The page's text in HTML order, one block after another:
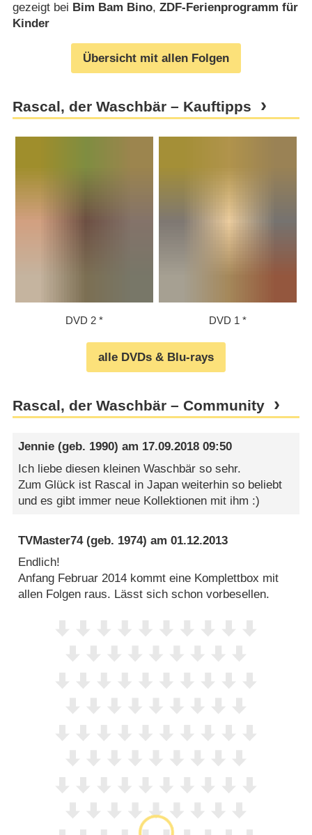
gezeigt bei Bim Bam Bino, ZDF-Ferienprogramm für
Kinder
Übersicht mit allen Folgen
Rascal, der Waschbär – Kauftipps
DVD 2 DVD 1
alle DVDs & Blu-rays
Rascal, der Waschbär – Community
Jennie (geb. 1990) am 17.09.2018 09:50
Ich liebe diesen kleinen Waschbär so sehr.
Zum Glück ist Rascal in Japan weiterhin so beliebt
und es gibt immer neue Kollektionen mit ihm :)
TVMaster74(geb. 1974) am01.12.2013
Endlich!
Anfang Februar 2014 kommt eine Komplettbox mit
allen Folgen raus. Lässt sich schon vorbesellen.